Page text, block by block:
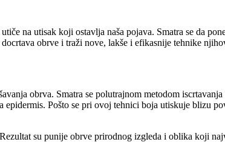
na utisak koji ostavlja naša pojava. Smatra se da
obrve i traži nove, lakše i efikasnije tehnike
obrva. Smatra se polutrajnom metodom
Pošto se pri ovoj tehnici boja utiskuje blizu
su punije obrve prirodnog izgleda i oblika koji